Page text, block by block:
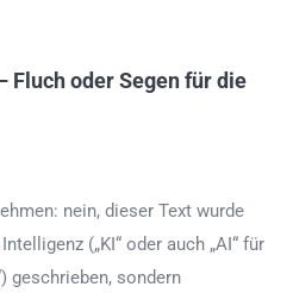
Fluch oder Segen für die
nein, dieser Text wurde
(„KI“ oder auch „AI“ für
geschrieben, sondern